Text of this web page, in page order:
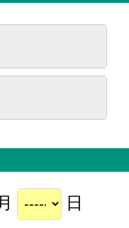
月 日